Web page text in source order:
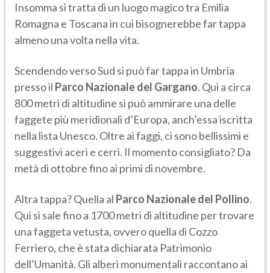
Insomma si tratta di un luogo magico tra Emilia
Romagna e Toscana in cui bisognerebbe far tappa
almeno una volta nella vita.
Scendendo verso Sud si può far tappa in Umbria
presso il Parco Nazionale del Gargano. Qui a circa
800 metri di altitudine si può ammirare una delle
faggete più meridionali d’Europa, anch’essa iscritta
nella lista Unesco. Oltre ai faggi, ci sono bellissimi e
suggestivi aceri e cerri. Il momento consigliato? Da
metà di ottobre fino ai primi di novembre.
Altra tappa? Quella al Parco Nazionale del Pollino.
Qui si sale fino a 1700 metri di altitudine per trovare
una faggeta vetusta, ovvero quella di Cozzo
Ferriero, che è stata dichiarata Patrimonio
dell’Umanità. Gli alberi monumentali raccontano ai